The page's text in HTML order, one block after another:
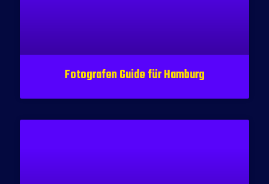
Fotografen Guide für Hamburg